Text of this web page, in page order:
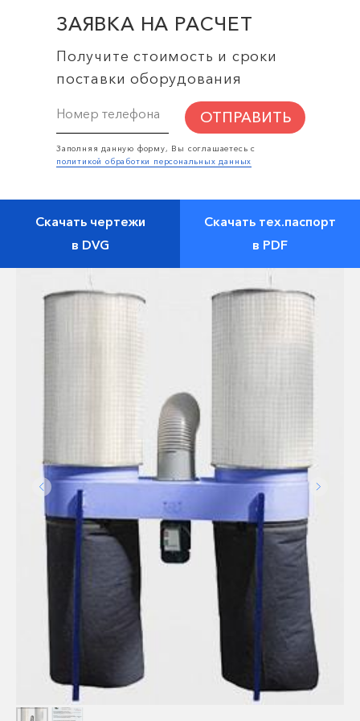
ОТПРАВИТЬ
ЗАЯВКА НА РАСЧЕТ
Получите стоимость и сроки
поставки оборудования
Заполняя данную форму, Вы соглашаетесь с
политикой обработки персональных данных
Скачать чертежи
в DVG
Скачать тех.паспорт
в PDF